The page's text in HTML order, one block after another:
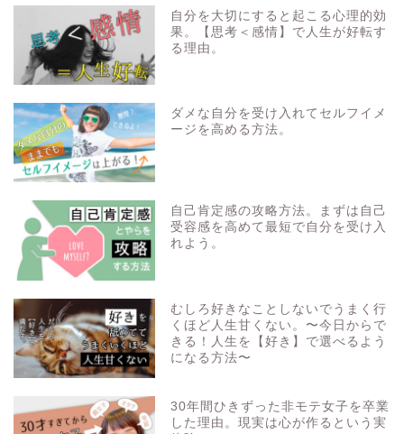
自分を大切にすると起こる心理的効
果。【思考＜感情】で人生が好転す
る理由。
ダメな自分を受け入れてセルフイメ
ージを高める方法。
自己肯定感の攻略方法。まずは自己
受容感を高めて最短で自分を受け入
れよう。
むしろ好きなことしないでうまく行
くほど人生甘くない。〜今日からで
きる！人生を【好き】で選べるよう
になる方法〜
30年間ひきずった非モテ女子を卒業
した理由。現実は心が作るという実